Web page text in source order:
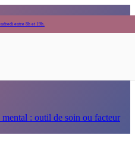
entre 8h et 19h.et bien-être
: outil de soin ou facteur